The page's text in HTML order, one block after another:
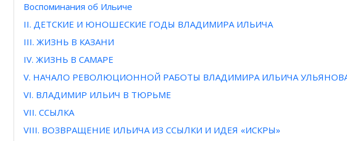
Воспоминания об Ильиче
II. ДЕТСКИЕ И ЮНОШЕСКИЕ ГОДЫ ВЛАДИМИРА ИЛЬИЧА
III. ЖИЗНЬ В КАЗАНИ
IV. ЖИЗНЬ В САМАРЕ
V. НАЧАЛО РЕВОЛЮЦИОННОЙ РАБОТЫ ВЛАДИМИРА ИЛЬИЧА
VI. ВЛАДИМИР ИЛЬИЧ В ТЮРЬМЕ
VII. ССЫЛКА
VIII. ВОЗВРАЩЕНИЕ ИЛЬИЧА ИЗ ССЫЛКИ И ИДЕЯ «ИСКРЫ»